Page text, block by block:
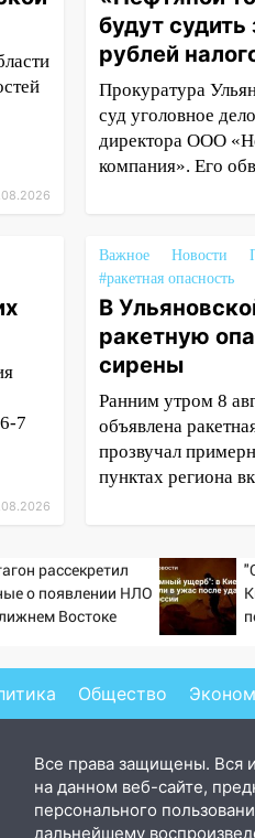
будут
рублей
Прокуратура
суд уголовное
директора ООО
компания». Его
7
Важное Новости
#ракетная опасность
В
ракетную
сирены
Ранним утром 8
объявлена
прозвучал
пунктах региона
рассекретил
о появлении НЛО
Востоке
Общество
Все права защищены. Вся
на данном веб-сайте,
персонального
дальнейшему